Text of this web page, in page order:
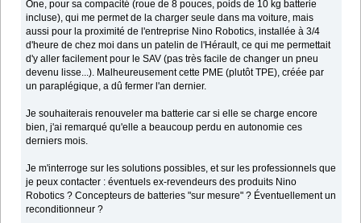
One, pour sa compacité (roue de 8 pouces, poids de 10 kg batterie
incluse), qui me permet de la charger seule dans ma voiture, mais
aussi pour la proximité de l'entreprise Nino Robotics, installée à 3/4
d'heure de chez moi dans un patelin de l'Hérault, ce qui me permettait
d'y aller facilement pour le SAV (pas très facile de changer un pneu
devenu lisse...). Malheureusement cette PME (plutôt TPE), créée par
un paraplégique, a dû fermer l'an dernier.
Je souhaiterais renouveler ma batterie car si elle se charge encore
bien, j'ai remarqué qu'elle a beaucoup perdu en autonomie ces
derniers mois.
Je m'interroge sur les solutions possibles, et sur les professionnels que
je peux contacter : éventuels ex-revendeurs des produits Nino
Robotics ? Concepteurs de batteries "sur mesure" ? Éventuellement un
reconditionneur ?